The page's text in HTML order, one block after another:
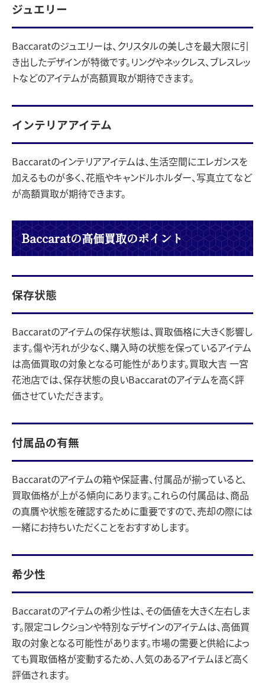
ジュエリー
Baccaratのジュエリーは、クリスタルの美しさを最大限に引
き出したデザインが特徴です。リングやネックレス、ブレスレッ
トなどのアイテムが高額買取が期待できます。
インテリアアイテム
Baccaratのインテリアアイテムは、生活空間にエレガンスを
加えるものが多く、花瓶やキャンドルホルダー、写真立てなど
が高額買取が期待できます。
Baccaratの高価買取のポイント
保存状態
Baccaratのアイテムの保存状態は、買取価格に大きく影響し
ます。傷や汚れが少なく、購入時の状態を保っているアイテム
は高価買取の対象となる可能性があります。買取大吉 一宮
花池店では、保存状態の良いBaccaratのアイテムを高く評
価させていただきます。
付属品の有無
Baccaratのアイテムの箱や保証書、付属品が揃っていると、
買取価格が上がる傾向にあります。これらの付属品は、商品
の真贋や状態を確認するために重要ですので、売却の際には
一緒にお持ちいただくことをおすすめします。
希少性
Baccaratのアイテムの希少性は、その価値を大きく左右しま
す。限定コレクションや特別なデザインのアイテムは、高価買
取の対象となる可能性があります。市場の需要と供給によっ
ても買取価格が変動するため、人気のあるアイテムほど高く
評価されます。